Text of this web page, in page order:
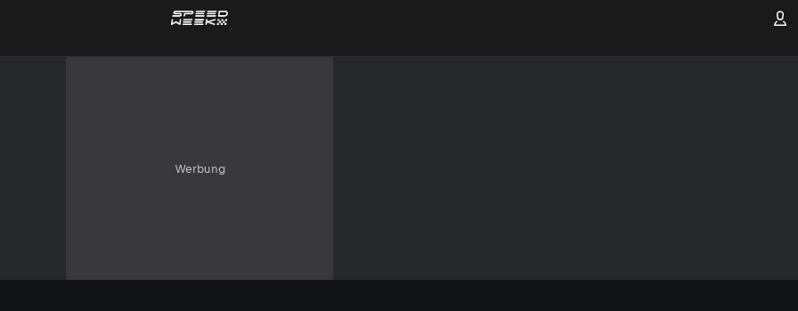
Werbung